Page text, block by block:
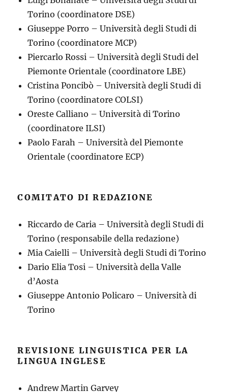
Torino (coordinatore DSE)
Giuseppe Porro – Università degli Studi di
Torino (coordinatore MCP)
Piercarlo Rossi – Università degli Studi del
Piemonte Orientale (coordinatore LBE)
Cristina Poncibò – Università degli Studi di
Torino (coordinatore COLSI)
Oreste Calliano – Università di Torino
(coordinatore ILSI)
Paolo Farah – Università del Piemonte
Orientale (coordinatore ECP)
COMITATO DI REDAZIONE
Riccardo de Caria – Università degli Studi di
Torino (responsabile della redazione)
Mia Caielli – Università degli Studi di Torino
Dario Elia Tosi – Università della Valle
d’Aosta
Giuseppe Antonio Policaro – Università di
Torino
REVISIONE LINGUISTICA PER LA
LINGUA INGLESE
Andrew Martin Garvey